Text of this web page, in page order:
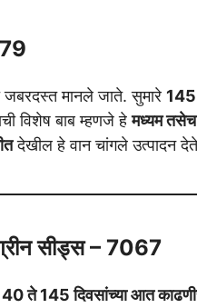
मानले जाते. सुमारे 145
विशेष बाब म्हणजे हेमध्यम तसेच
देखील हे वान चांगले उत्पादन
सीड्स – 7067
ते 145 दिवसांच्या आत